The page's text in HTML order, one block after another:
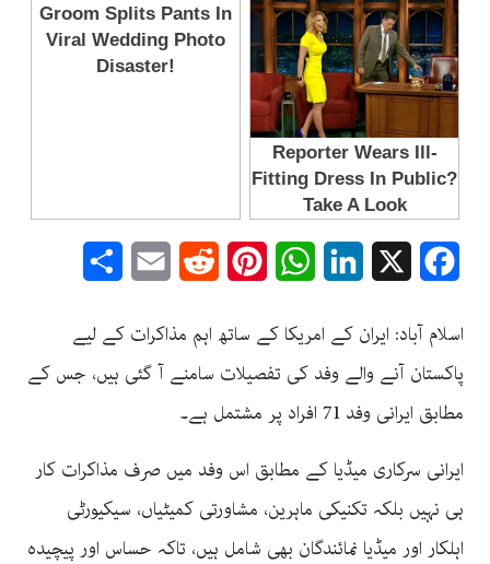
Facebook
LinkedIn
WhatsApp
Pinterest
Reddit
Email
اسلام آباد: ایران کے امریکا کے ساتھ اہم مذاکرات کے لیے
پاکستان آنے والے وفد کی تفصیلات سامنے آ گئی ہیں، جس کے
مطابق ایرانی وفد 71 افراد پر مشتمل ہے۔
ایرانی سرکاری میڈیا کے مطابق اس وفد میں صرف مذاکرات کار
ہی نہیں بلکہ تکنیکی ماہرین، مشاورتی کمیٹیاں، سیکیورٹی
اہلکار اور میڈیا نمائندگان بھی شامل ہیں، تاکہ حساس اور پیچیدہ